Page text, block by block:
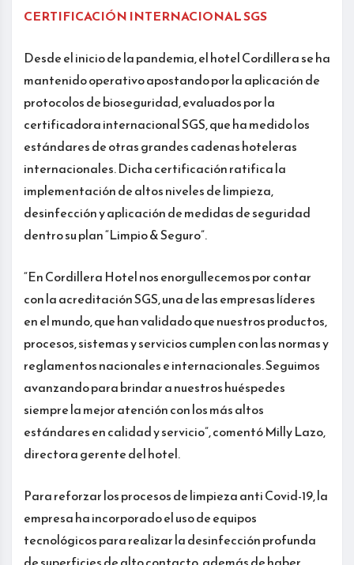
CERTIFICACIÓN INTERNACIONAL SGS
Desde el inicio de la pandemia, el hotel Cordillera se ha
mantenido operativo apostando por la aplicación de
protocolos de bioseguridad, evaluados por la
certificadora internacional SGS, que ha medido los
estándares de otras grandes cadenas hoteleras
internacionales. Dicha certificación ratifica la
implementación de altos niveles de limpieza,
desinfección y aplicación de medidas de seguridad
dentro su plan “Limpio & Seguro”.
“En Cordillera Hotel nos enorgullecemos por contar
con la acreditación SGS, una de las empresas líderes
en el mundo, que han validado que nuestros productos,
procesos, sistemas y servicios cumplen con las normas y
reglamentos nacionales e internacionales. Seguimos
avanzando para brindar a nuestros huéspedes
siempre la mejor atención con los más altos
estándares en calidad y servicio”, comentó Milly Lazo,
directora gerente del hotel.
Para reforzar los procesos de limpieza anti Covid-19, la
empresa ha incorporado el uso de equipos
tecnológicos para realizar la desinfección profunda